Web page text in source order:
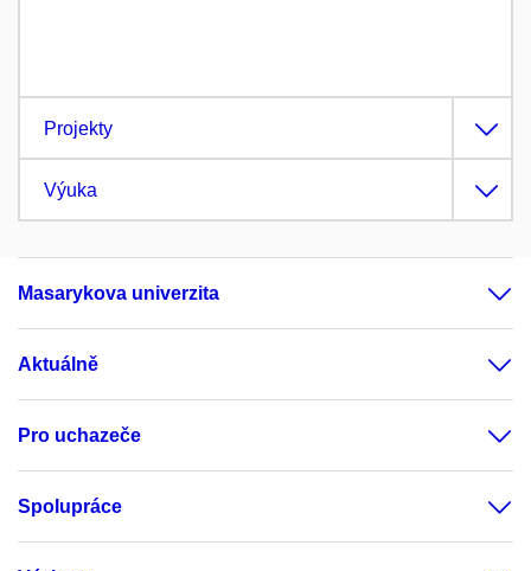
Projekty
Výuka
Masarykova univerzita
Aktuálně
Pro uchazeče
Spolupráce